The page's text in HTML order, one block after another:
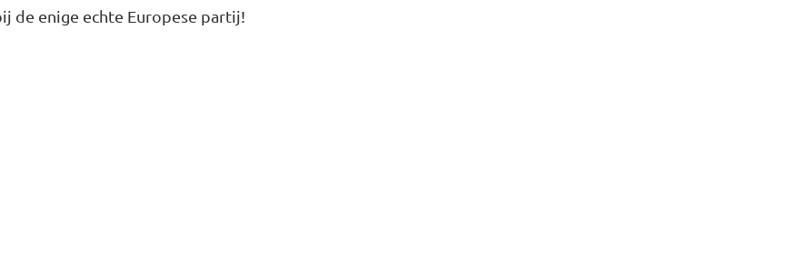
de enige echte Europese partij!